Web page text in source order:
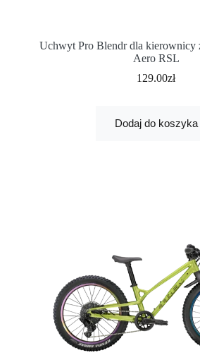
Uchwyt Pro Blendr dla kierownicy
Aero RSL
129.00zł
Dodaj do koszyka